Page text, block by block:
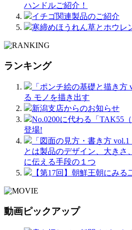
ハンドルご紹介！
イチゴ関連製品のご紹介
寒締めほうれん草とホウレ
ランキング
「ポンチ絵の基礎と描き
る モノを描き出す
新潟支店からのお知らせ
No.0200に代わる「TAK55
登場!
「図面の見方・書き方
とは製品のデザイン、大きさ
に伝える手段の１つ
【第17回】朝鮮王朝にみ
動画ピックアップ